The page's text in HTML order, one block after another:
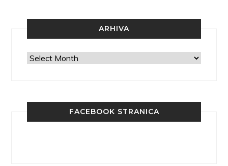
ARHIVA
Arhiva
FACEBOOK STRANICA